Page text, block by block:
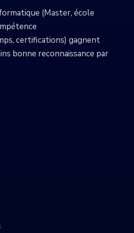
(Master, école
certifications) gagnent
bonne reconnaissance par